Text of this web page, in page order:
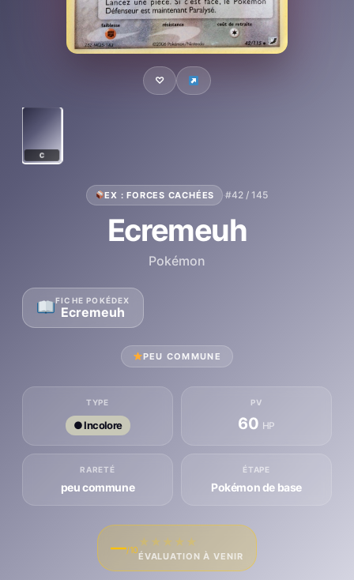
♡
C
EX : FORCES CACHÉES ·#42 / 145
Ecremeuh
Pokémon
FICHE POKÉDEX
Ecremeuh
PEU COMMUNE
TYPE
● Incolore
PV
60 HP
RARETÉ
peu commune
ÉTAPE
Pokémon de base
—/10
★ ★ ★ ★ ★
ÉVALUATION À VENIR